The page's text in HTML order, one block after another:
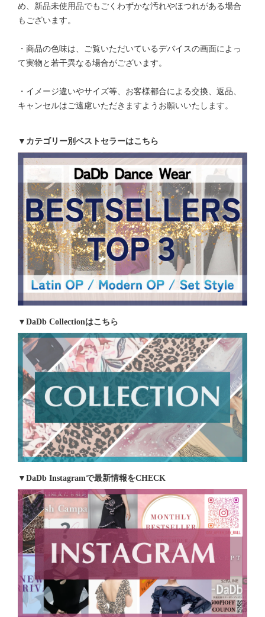
め、新品未使用品でもごくわずかな汚れやほつれがある場合
もございます。
・商品の色味は、ご覧いただいているデバイスの画面によっ
て実物と若干異なる場合がございます。
・イメージ違いやサイズ等、お客様都合による交換、返品、
キャンセルはご遠慮いただきますようお願いいたします。
▼カテゴリー別ベストセラーはこちら
▼DaDb Collectionはこちら
▼DaDb Instagramで最新情報をCHECK